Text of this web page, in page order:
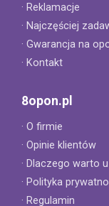
· Reklamacje
· Najczęściej
· Gwarancja na
· Kontakt
8opon.pl
· O firmie
· Opinie klientów
· Dlaczego warto
· Polityka
· Regulamin